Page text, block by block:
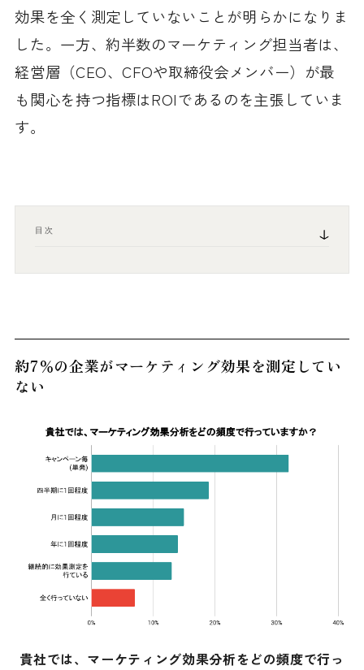
効果を全く測定していないことが明らかになりま
した。一方、約半数のマーケティング担当者は、
経営層（CEO、CFOや取締役会メンバー）が最
も関心を持つ指標はROIであるのを主張していま
す。
目次
約7％の企業がマーケティング効果を測定してい
ない
貴社では、マーケティング効果分析をどの頻度で行っ